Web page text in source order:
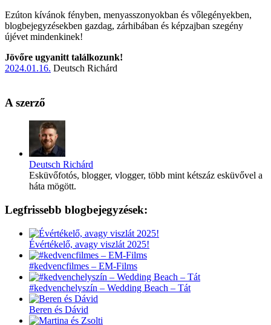
Ezúton kívánok fényben, menyasszonyokban és vőlegényekben,
blogbejegyzésekben gazdag, zárhibában és képzajban szegény
újévet mindenkinek!
Jövőre ugyanitt találkozunk!
2024.01.16. Deutsch Richárd
A szerző
Deutsch Richárd
Esküvőfotós, blogger, vlogger, több mint kétszáz esküvővel a
háta mögött.
Legfrissebb blogbejegyzések:
Évértékelő, avagy viszlát 2025!
#kedvencfilmes – EM-Films
#kedvenchelyszín – Wedding Beach – Tát
Beren és Dávid